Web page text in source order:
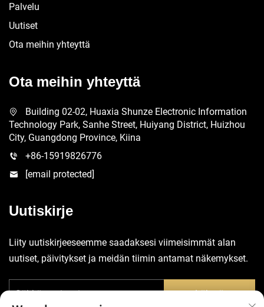
Palvelu
Uutiset
Ota meihin yhteyttä
Ota meihin yhteyttä
Building 02-02, Huaxia Shunze Electronic Information
Technology Park, Sanhe Street, Huiyang District, Huizhou
City, Guangdong Province, Kiina
+86-15919826776
[email protected]
Uutiskirje
Liity uutiskirjeeseemme saadaksesi viimeisimmät alan
uutiset, päivitykset ja meidän tiimin antamat näkemykset.
Lähetä